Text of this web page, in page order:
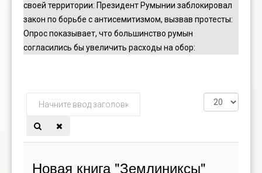
своей территории: Президент Румынии заблокировал
закон по борьбе с антисемитизмом, вызвав протесты:
Опрос показывает, что большинство румын
согласились бы увеличить расходы на обор:
Начните
ввод
заголовка
метки
Кол-
во
Новая книга "Землиниксы"